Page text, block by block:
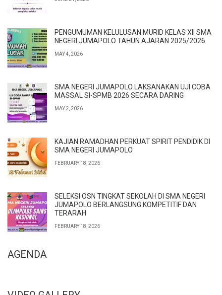
PENGUMUMAN KELULUSAN MURID KELAS XII SMA
NEGERI JUMAPOLO TAHUN AJARAN 2025/2026
MAY 4, 2026
SMA NEGERI JUMAPOLO LAKSANAKAN UJI COBA
MASSAL SI-SPMB 2026 SECARA DARING
MAY 2, 2026
KAJIAN RAMADHAN PERKUAT SPIRIT PENDIDIK DI
SMA NEGERI JUMAPOLO
FEBRUARY 18, 2026
SELEKSI OSN TINGKAT SEKOLAH DI SMA NEGERI
JUMAPOLO BERLANGSUNG KOMPETITIF DAN
TERARAH
FEBRUARY 18, 2026
AGENDA